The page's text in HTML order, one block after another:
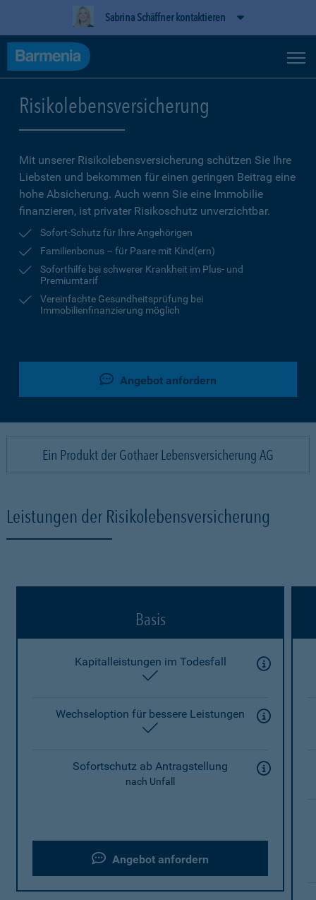
Sabrina Schäffner kontaktieren
Risikolebensversicherung
Mit unserer Risikolebensversicherung schützen Sie Ihre
Liebsten und bekommen für einen geringen Beitrag eine
hohe Ab­sicherung. Auch wenn Sie eine Immobilie
finanzieren, ist privater Risikoschutz unverzichtbar.
Sofort-Schutz für Ihre Angehörigen
Familienbonus – für Paare mit Kind(ern)
Soforthilfe bei schwerer Krankheit im Plus- und
Premiumtarif
Vereinfachte Gesundheitsprüfung bei
Immobilienfinanzierung möglich
Angebot anfordern
Ein Produkt der Gothaer Lebensversicherung AG
Leistungen der Risikolebensversicherung
Basis
Kapitalleistungen im Todesfall
Wechseloption für bessere Leistungen
Sofortschutz ab Antragstellung
nach Unfall
Angebot anfordern